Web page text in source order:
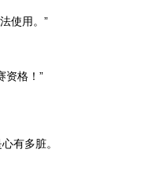
使用。”
资格！”
有多脏。